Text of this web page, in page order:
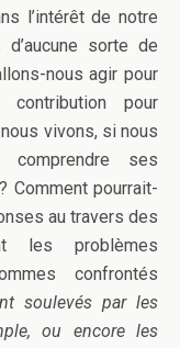
l’intérêt de notre
sorte de
nous agir pour
contribution pour
vivons, si nous
ses
Comment pourrait-
au travers des
les problèmes
confrontés
soulevés par les
ou encore les